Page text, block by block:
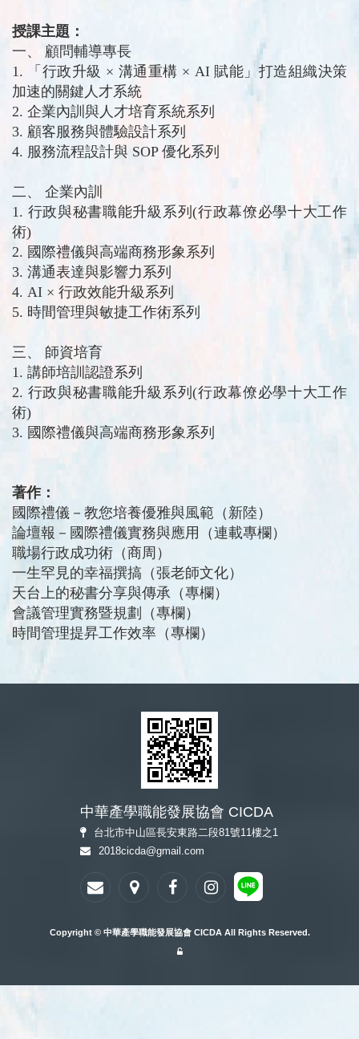
授課主題：
一、 顧問輔導專長
1. 「行政升級 × 溝通重構 × AI 賦能」打造組織決策
加速的關鍵人才系統
2. 企業內訓與人才培育系統系列
3. 顧客服務與體驗設計系列
4. 服務流程設計與 SOP 優化系列
二、 企業內訓
1. 行政與秘書職能升級系列(行政幕僚必學十大工作
術)
2. 國際禮儀與高端商務形象系列
3. 溝通表達與影響力系列
4. AI × 行政效能升級系列
5. 時間管理與敏捷工作術系列
三、 師資培育
1. 講師培訓認證系列
2. 行政與秘書職能升級系列(行政幕僚必學十大工作
術)
3. 國際禮儀與高端商務形象系列
著作：
國際禮儀－教您培養優雅與風範（新陸）
論壇報－國際禮儀實務與應用（連載專欄）
職場行政成功術（商周）
一生罕見的幸福撰搞（張老師文化）
天台上的秘書分享與傳承（專欄）
會議管理實務暨規劃（專欄）
時間管理提昇工作效率（專欄）
中華產學職能發展協會 CICDA
台北市中山區長安東路二段81號11樓之1
2018cicda@gmail.com
Copyright © 中華產學職能發展協會 CICDA All Rights Reserved.